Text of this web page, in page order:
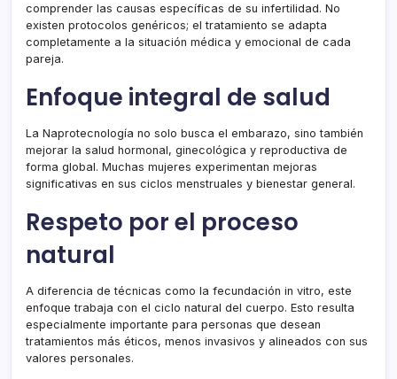
comprender las causas específicas de su infertilidad. No
existen protocolos genéricos; el tratamiento se adapta
completamente a la situación médica y emocional de cada
pareja.
Enfoque integral de salud
La Naprotecnología no solo busca el embarazo, sino también
mejorar la salud hormonal, ginecológica y reproductiva de
forma global. Muchas mujeres experimentan mejoras
significativas en sus ciclos menstruales y bienestar general.
Respeto por el proceso
natural
A diferencia de técnicas como la fecundación in vitro, este
enfoque trabaja con el ciclo natural del cuerpo. Esto resulta
especialmente importante para personas que desean
tratamientos más éticos, menos invasivos y alineados con sus
valores personales.